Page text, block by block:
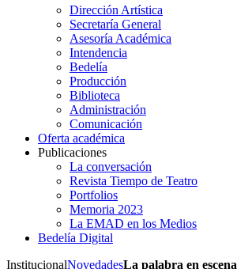
Dirección Artística
Secretaría General
Asesoría Académica
Intendencia
Bedelía
Producción
Biblioteca
Administración
Comunicación
Oferta académica
Publicaciones
La conversación
Revista Tiempo de Teatro
Portfolios
Memoria 2023
La EMAD en los Medios
Bedelía Digital
InstitucionalNovedadesLa palabra en escena